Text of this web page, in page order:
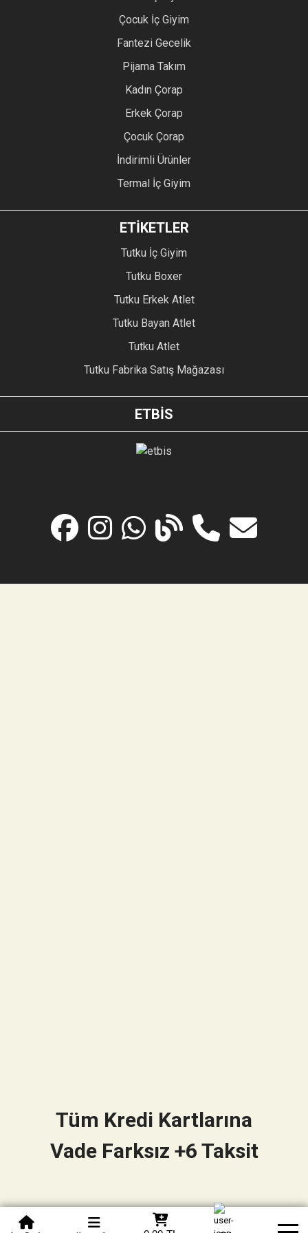
0850 305 09 70
Çocuk İç Giyim
Fantezi Gecelik
Pijama Takım
Kadın Çorap
Erkek Çorap
Çocuk Çorap
İndirimli Ürünler
Termal İç Giyim
ETİKETLER
Tutku İç Giyim
Tutku Boxer
Tutku Erkek Atlet
Tutku Bayan Atlet
Tutku Atlet
Tutku Fabrika Satış Mağazası
ETBİS
Tüm Kredi Kartlarına
Vade Farksız +6 Taksit